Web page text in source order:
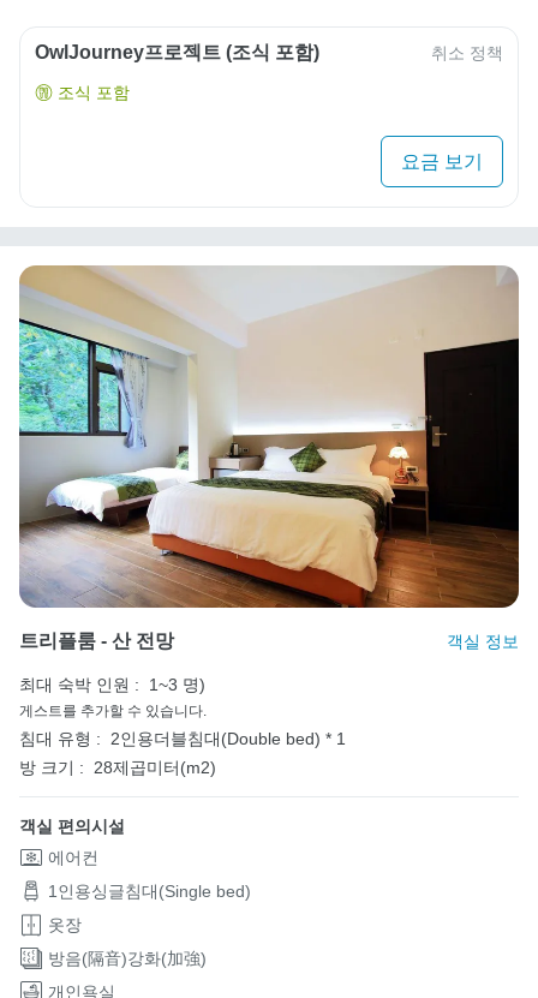
OwlJourney프로젝트 (조식 포함) 취소 정책
조식 포함
요금 보기
트리플룸 - 산 전망 객실 정보
최대 숙박 인원 : 1~3 명)
게스트를 추가할 수 있습니다.
침대 유형 :
2인용더블침대(Double bed) * 1
방 크기 :
28제곱미터(m2)
객실 편의시설
에어컨
1인용싱글침대(Single bed)
옷장
방음(隔音)강화(加強)
개인욕실